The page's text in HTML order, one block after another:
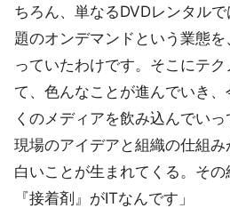
ちろん、単なるDVDレンタル
題のオンデマンドという業態
っていたわけです。そこにテ
て、色んなことが進んでいき
くのメディアを飲み込んでいっ
現場のアイデアと組織の仕組
白いことが生まれてくる。そ
『接着剤』がITなんです」